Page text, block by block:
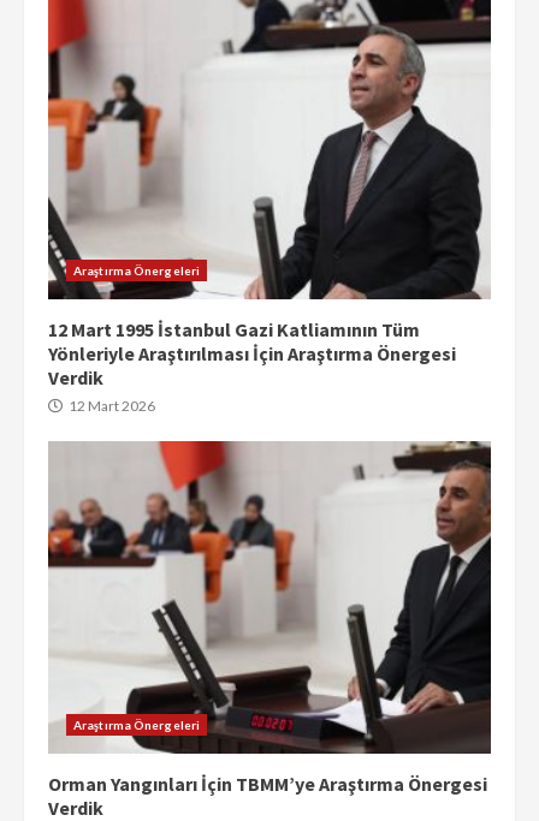
Araştırma Önergeleri
12 Mart 1995 İstanbul Gazi Katliamının Tüm
Yönleriyle Araştırılması İçin Araştırma Önergesi
Verdik
12 Mart 2026
Araştırma Önergeleri
Orman Yangınları İçin TBMM’ye Araştırma Önergesi
Verdik